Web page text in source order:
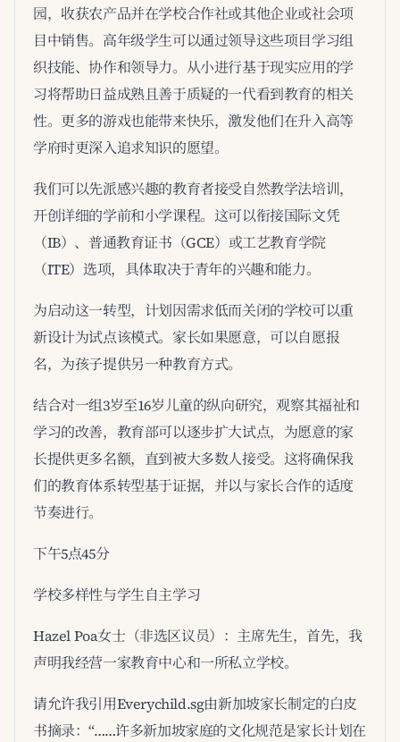
园，收获农产品并在学校合作社或其他企业或社会项
目中销售。高年级学生可以通过领导这些项目学习组
织技能、协作和领导力。从小进行基于现实应用的学
习将帮助日益成熟且善于质疑的一代看到教育的相关
性。更多的游戏也能带来快乐，激发他们在升入高等
学府时更深入追求知识的愿望。
我们可以先派感兴趣的教育者接受自然教学法培训，
开创详细的学前和小学课程。这可以衔接国际文凭
（IB）、普通教育证书（GCE）或工艺教育学院
（ITE）选项，具体取决于青年的兴趣和能力。
为启动这一转型，计划因需求低而关闭的学校可以重
新设计为试点该模式。家长如果愿意，可以自愿报
名，为孩子提供另一种教育方式。
结合对一组3岁至16岁儿童的纵向研究，观察其福祉和
学习的改善，教育部可以逐步扩大试点，为愿意的家
长提供更多名额，直到被大多数人接受。这将确保我
们的教育体系转型基于证据，并以与家长合作的适度
节奏进行。
下午5点45分
学校多样性与学生自主学习
Hazel Poa女士（非选区议员）：主席先生，首先，我
声明我经营一家教育中心和一所私立学校。
请允许我引用Everychild.sg由新加坡家长制定的白皮
书摘录：“……许多新加坡家庭的文化规范是家长计划在